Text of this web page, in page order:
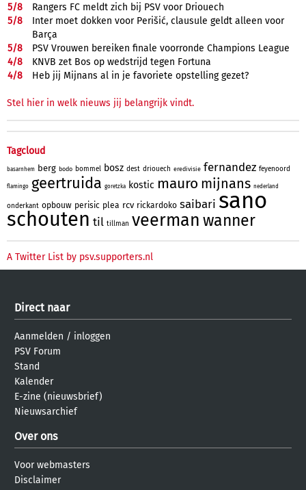
5/8
Rangers FC meldt zich bij PSV voor Driouech
5/8
Inter moet dokken voor Perišić, clausule geldt alleen voor
Barça
5/8
PSV Vrouwen bereiken finale voorronde Champions League
4/8
KNVB zet Bos op wedstrijd tegen Fortuna
4/8 Heb jij Mijnans al in je favoriete opstelling gezet?
Stel hier in welk nieuws jij belangrijk vindt.
Tagcloud
basarnhem berg bodo bommel bosz dest driouech eredivisie fernandez feyenoord
flamingo geertruida goretzka kostic mauro mijnans nederland
onderkant opbouw perisic plea rcv rickardoko saibari sano
schouten til tillman veerman wanner
A Twitter List by psv.supporters.nl
Direct naar
Aanmelden / inloggen
PSV Forum
Stand
Kalender
E-zine (nieuwsbrief)
Nieuwsarchief
Over ons
Voor webmasters
Disclaimer